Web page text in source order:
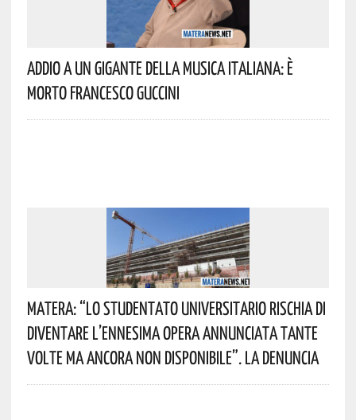
Addio A Un Gigante Della Musica Italiana: È
Morto Francesco Guccini
Matera: “Lo Studentato Universitario Rischia Di
Diventare L’ennesima Opera Annunciata Tante
Volte Ma Ancora Non Disponibile”. La Denuncia